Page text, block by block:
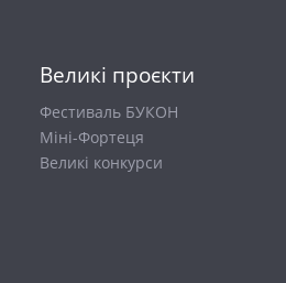
Великі проєкти
Фестиваль БУКОН
Міні-Фортеця
Великі конкурси